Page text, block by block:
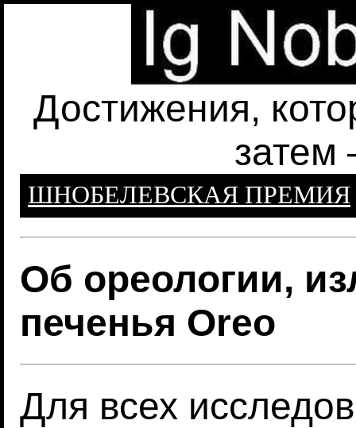
Достижения,
затем
ШНОБЕЛЕВСКАЯ ПРЕМИЯ
Об ореологии,
печенья Oreo
Для всех